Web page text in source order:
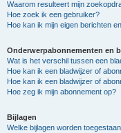
Waarom resulteert mijn
Hoe zoek ik een gebruiker?
Hoe kan ik mijn eigen berichten
Onderwerpabonnementen en
Wat is het verschil tussen een
Hoe kan ik een bladwijzer of
Hoe kan ik een bladwijzer of
Hoe zeg ik mijn abonnement op?
Bijlagen
Welke bijlagen worden